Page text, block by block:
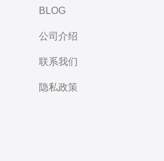
BLOG
公司介绍
联系我们
隐私政策